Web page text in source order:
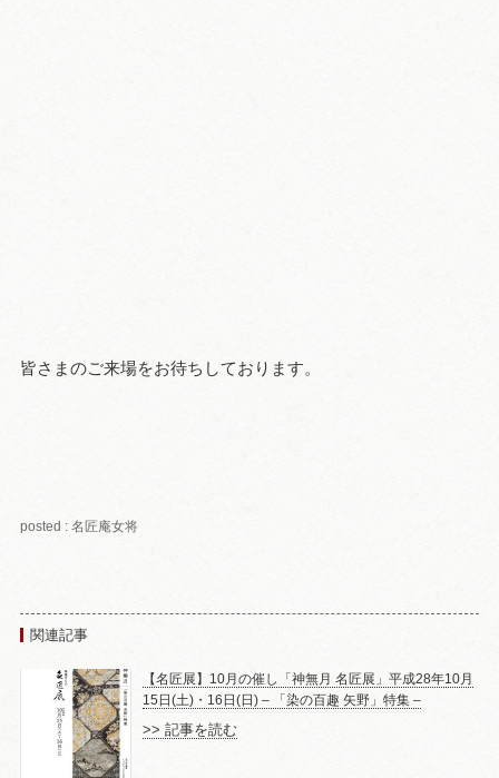
皆さまのご来場をお待ちしております。
posted : 名匠庵女将
関連記事
【名匠展】10月の催し「神無月 名匠展」平成28年10月
15日(土)・16日(日) – 「染の百趣 矢野」特集 –
>> 記事を読む